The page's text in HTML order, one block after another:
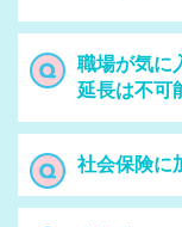
職場が気に
延長は不可
社会保険に